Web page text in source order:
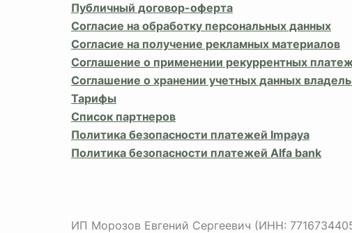
Публичный договор-оферта
Согласие на обработку персональных данных
Согласие на получение рекламных материалов
Соглашение о применении рекуррентных
Соглашение о хранении учетных данных
Тарифы
Список партнеров
Политика безопасности платежей Impaya
Политика безопасности платежей Alfa bank
ИП Морозов Евгений Сергеевич (ИНН: